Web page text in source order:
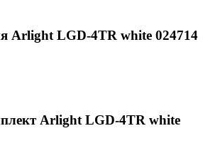
Arlight LGD-4TR white 024714
Arlight LGD-4TR white